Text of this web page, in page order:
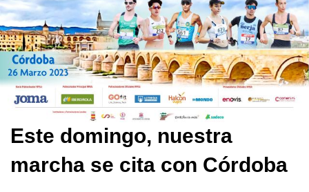
Este domingo, nuestra
marcha se cita con Córdoba